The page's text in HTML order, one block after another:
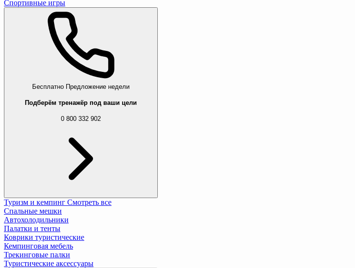
Спортивные игры
Бесплатно Предложение недели
Подберём тренажёр под ваши цели
0 800 332 902
Туризм и кемпинг Смотреть все
Спальные мешки
Автохолодильники
Палатки и тенты
Коврики туристические
Кемпинговая мебель
Трекинговые палки
Туристические аксессуары